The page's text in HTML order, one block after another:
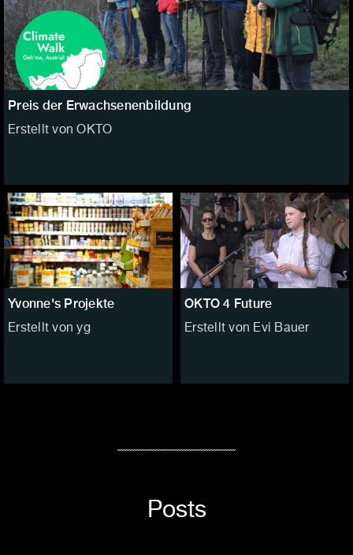
Preis der Erwachsenenbildung
Erstellt von OKTO
Yvonne's Projekte
Erstellt von yg
OKTO 4 Future
Erstellt von Evi Bauer
Posts